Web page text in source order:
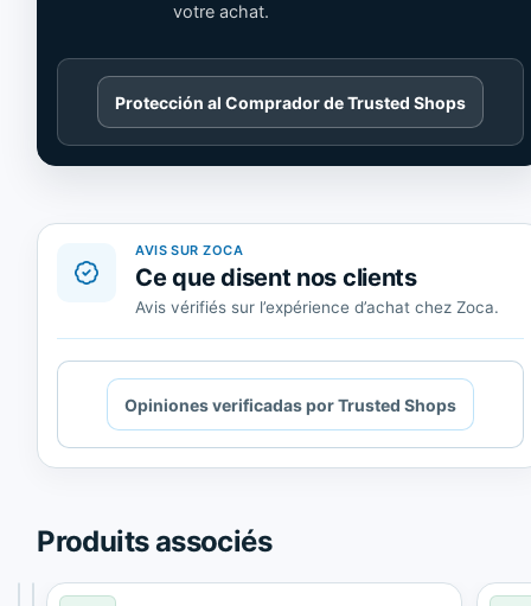
votre achat.
Cargando
contenido
de
Trusted
Protección al Comprador de Trusted Shops
AVIS SUR ZOCA
Ce que disent nos clients
Avis vérifiés sur l’expérience d’achat chez Zoca.
Cargando
contenido
de
Trusted
Opiniones verificadas por Trusted Shops
Produits associés